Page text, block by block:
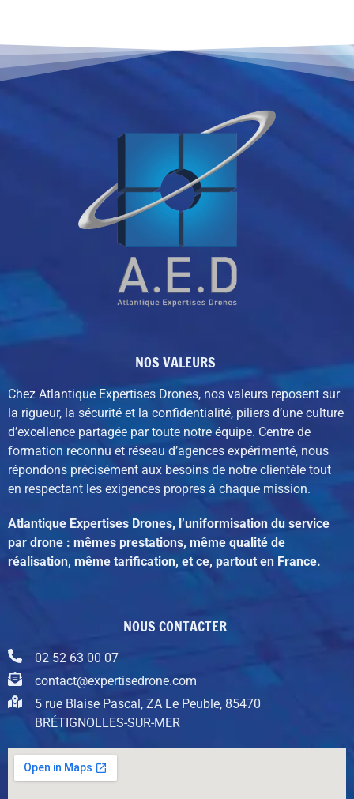
NOS VALEURS
Chez Atlantique Expertises Drones, nos valeurs reposent sur
la rigueur, la sécurité et la confidentialité, piliers d’une culture
d’excellence partagée par toute notre équipe. Centre de
formation reconnu et réseau d’agences expérimenté, nous
répondons précisément aux besoins de notre clientèle tout
en respectant les exigences propres à chaque mission.
Atlantique Expertises Drones, l’uniformisation du service
par drone : mêmes prestations, même qualité de
réalisation, même tarification, et ce, partout en France.
NOUS CONTACTER
02 52 63 00 07
contact@expertisedrone.com
5 rue Blaise Pascal, ZA Le Peuble, 85470
BRÉTIGNOLLES-SUR-MER